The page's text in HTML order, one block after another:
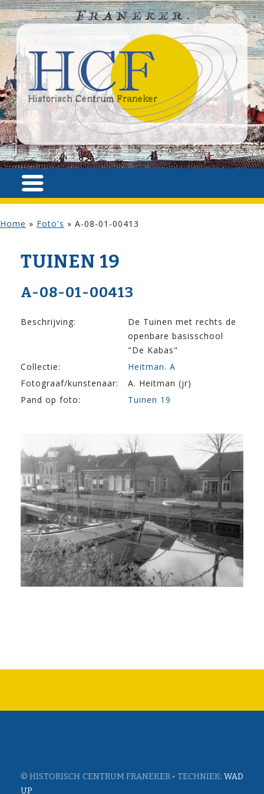
Home » Foto's » A-08-01-00413
TUINEN 19
A-08-01-00413
Beschrijving:
De Tuinen met rechts de
openbare basisschool
"De Kabas"
Collectie:
Heitman. A
Fotograaf/kunstenaar:
A. Heitman (jr)
Pand op foto:
Tuinen 19
© HISTORISCH CENTRUM FRANEKER • TECHNIEK: WAD
UP